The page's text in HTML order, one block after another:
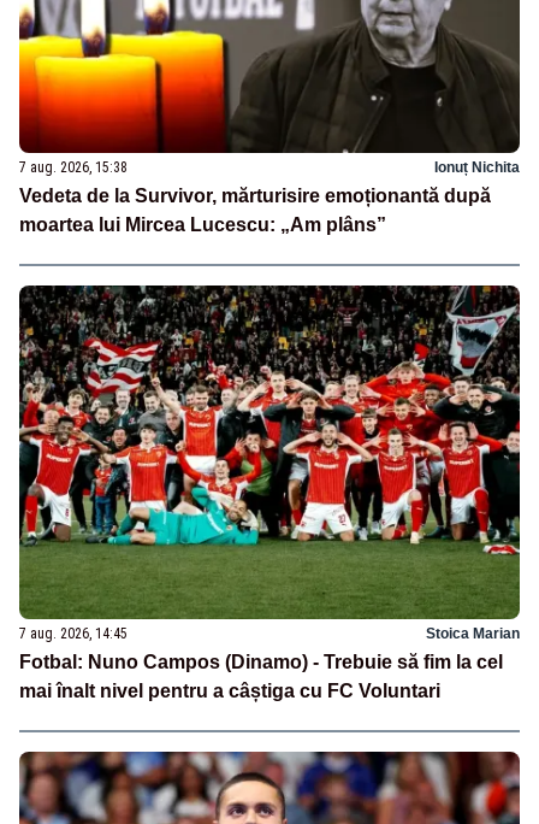
7 aug. 2026, 15:38 Ionuț Nichita
Vedeta de la Survivor, mărturisire emoționantă după
moartea lui Mircea Lucescu: „Am plâns”
7 aug. 2026, 14:45 Stoica Marian
Fotbal: Nuno Campos (Dinamo) - Trebuie să fim la cel
mai înalt nivel pentru a câștiga cu FC Voluntari